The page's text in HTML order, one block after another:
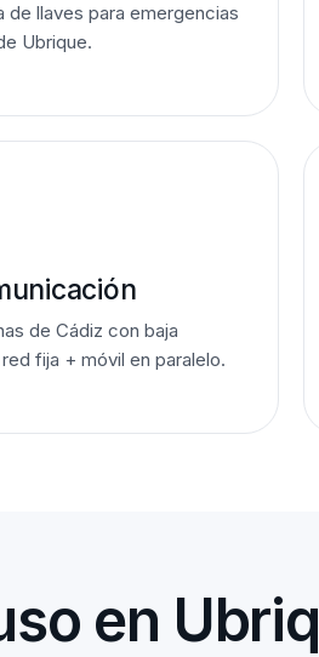
de llaves para emergencias
Ubrique.
de Cádiz con baja
fija + móvil en paralelo.
en